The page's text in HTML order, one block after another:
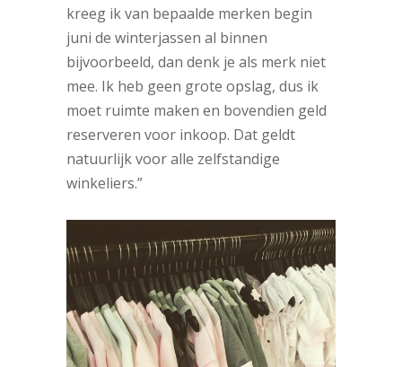
kreeg ik van bepaalde merken begin
juni de winterjassen al binnen
bijvoorbeeld, dan denk je als merk niet
mee. Ik heb geen grote opslag, dus ik
moet ruimte maken en bovendien geld
reserveren voor inkoop. Dat geldt
natuurlijk voor alle zelfstandige
winkeliers.”